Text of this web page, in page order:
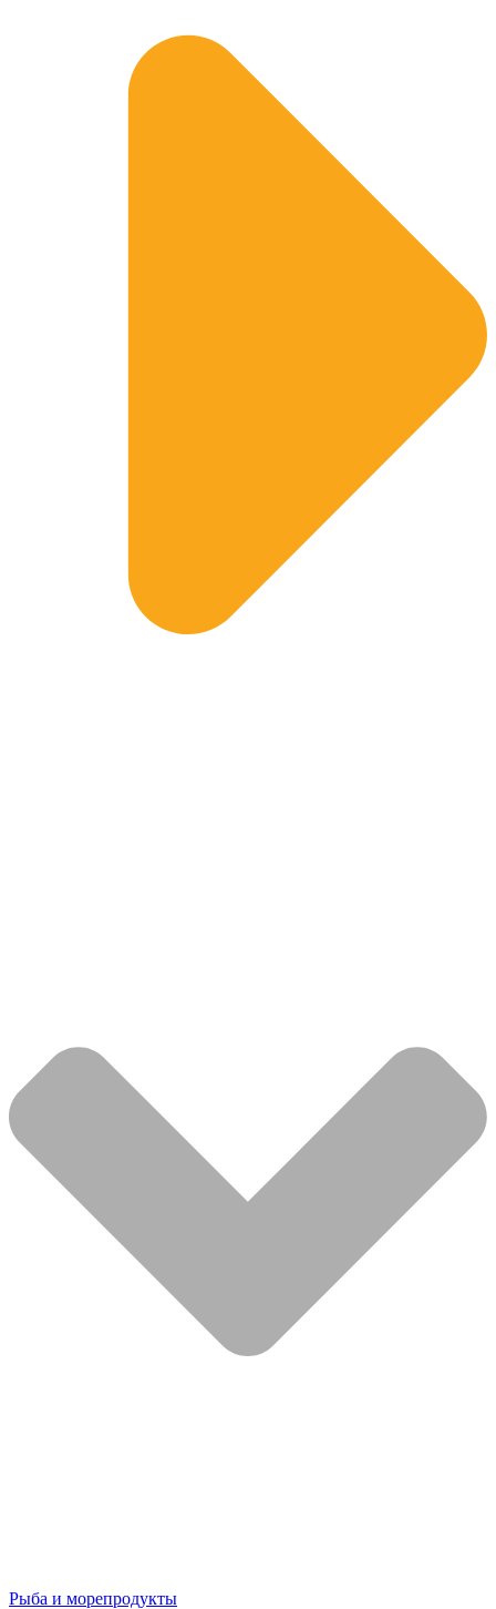
Рыба и морепродукты